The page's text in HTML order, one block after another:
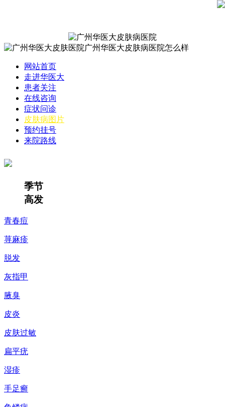
网站首页
走进华医大
患者关注
在线咨询
症状问诊
皮肤病图片
预约挂号
来院路线
季节
高发
青春痘
荨麻疹
脱发
灰指甲
腋臭
皮炎
皮肤过敏
扁平疣
湿疹
手足癣